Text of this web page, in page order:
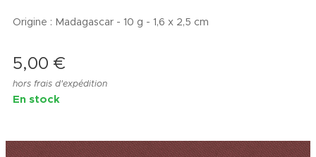
Origine : Madagascar - 10 g - 1,6 x 2,5 cm
5,00 €
hors frais d'expédition
En stock